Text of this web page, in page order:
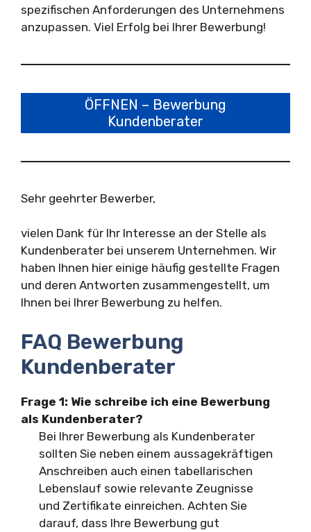
spezifischen Anforderungen des Unternehmens
anzupassen. Viel Erfolg bei Ihrer Bewerbung!
ÖFFNEN – Bewerbung
Kundenberater
Sehr geehrter Bewerber,
vielen Dank für Ihr Interesse an der Stelle als
Kundenberater bei unserem Unternehmen. Wir
haben Ihnen hier einige häufig gestellte Fragen
und deren Antworten zusammengestellt, um
Ihnen bei Ihrer Bewerbung zu helfen.
FAQ Bewerbung
Kundenberater
Frage 1: Wie schreibe ich eine Bewerbung
als Kundenberater?
Bei Ihrer Bewerbung als Kundenberater
sollten Sie neben einem aussagekräftigen
Anschreiben auch einen tabellarischen
Lebenslauf sowie relevante Zeugnisse
und Zertifikate einreichen. Achten Sie
darauf, dass Ihre Bewerbung gut